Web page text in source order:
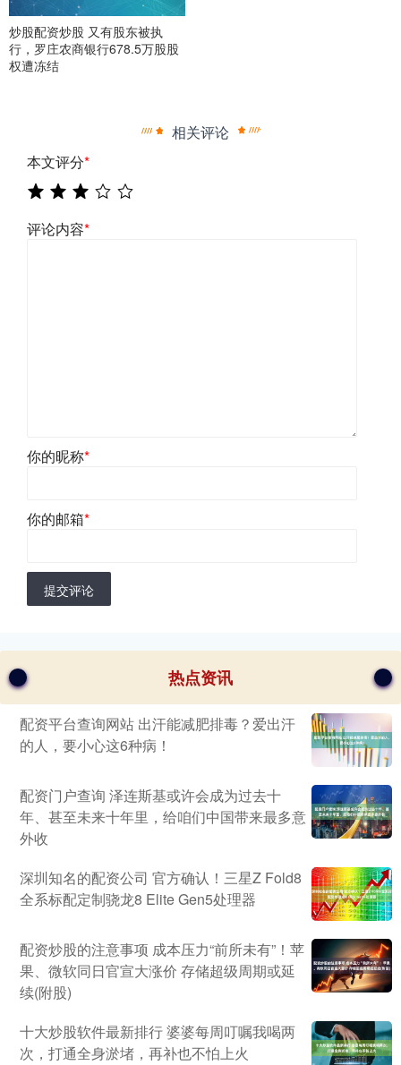
炒股配资炒股 又有股东被执
行，罗庄农商银行678.5万股股
权遭冻结
相关评论
本文评分*
评论内容*
你的昵称*
你的邮箱*
提交评论
热点资讯
配资平台查询网站 出汗能减肥排毒？爱出汗
的人，要小心这6种病！
配资门户查询 泽连斯基或许会成为过去十
年、甚至未来十年里，给咱们中国带来最多意
外收
深圳知名的配资公司 官方确认！三星Z Fold8
全系标配定制骁龙8 Elite Gen5处理器
配资炒股的注意事项 成本压力“前所未有”！苹
果、微软同日官宣大涨价 存储超级周期或延
续(附股)
十大炒股软件最新排行 婆婆每周叮嘱我喝两
次，打通全身淤堵，再补也不怕上火